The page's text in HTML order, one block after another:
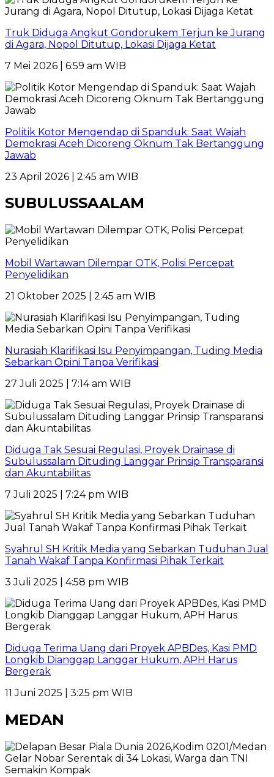
Truk Diduga Angkut Gondorukem Terjun ke Jurang
di Agara, Nopol Ditutup, Lokasi Dijaga Ketat
7 Mei 2026 | 6:59 am WIB
Politik Kotor Mengendap di Spanduk: Saat Wajah
Demokrasi Aceh Dicoreng Oknum Tak Bertanggung
Jawab
23 April 2026 | 2:45 am WIB
SUBULUSSAALAM
Mobil Wartawan Dilempar OTK, Polisi Percepat
Penyelidikan
21 Oktober 2025 | 2:45 am WIB
Nurasiah Klarifikasi Isu Penyimpangan, Tuding Media
Sebarkan Opini Tanpa Verifikasi
27 Juli 2025 | 7:14 am WIB
Diduga Tak Sesuai Regulasi, Proyek Drainase di
Subulussalam Dituding Langgar Prinsip Transparansi
dan Akuntabilitas
7 Juli 2025 | 7:24 pm WIB
Syahrul SH Kritik Media yang Sebarkan Tuduhan Jual
Tanah Wakaf Tanpa Konfirmasi Pihak Terkait
3 Juli 2025 | 4:58 pm WIB
Diduga Terima Uang dari Proyek APBDes, Kasi PMD
Longkib Dianggap Langgar Hukum, APH Harus
Bergerak
11 Juni 2025 | 3:25 pm WIB
MEDAN